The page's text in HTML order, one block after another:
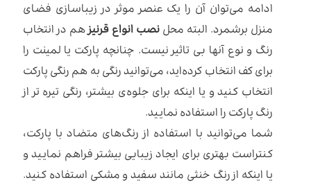
ادامه می‌توان آن را یک عنصر موثر در زیباسازی فضای
منزل برشمرد. البته محلنصب انواع قرنیزهم در انتخاب
رنگ و نوع آنها بی تاثیر نیست. چنانچه پارکت یا لمینت را
برای کف انتخاب کرده‌اید، می‌توانید رنگی به هم رنگی پارکت
انتخاب کنید و یا اینکه برای جلوه‌ی بیشتر، رنگی تیره تر از
رنگ پارکت را استفاده نمایید.
شما می‌توانید با استفاده از رنگ‌های متضاد با پارکت،
کنتراست بهتری برای ایجاد زیبایی بیشتر فراهم نمایید و
یا اینکه از رنگ خنثی مانند سفید و مشکی استفاده کنید.